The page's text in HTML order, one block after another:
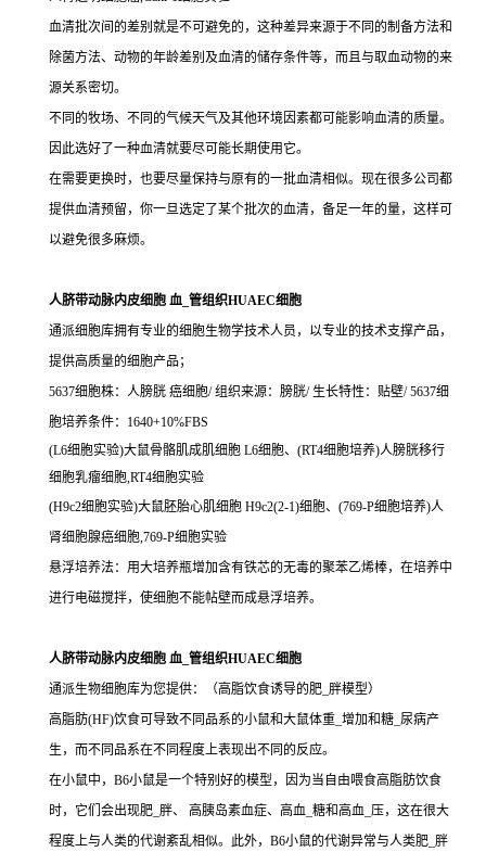
血清批次间的差别就是不可避免的，这种差异来源于不同的制备方法和
除菌方法、动物的年龄差别及血清的储存条件等，而且与取血动物的来
源关系密切。
不同的牧场、不同的气候天气及其他环境因素都可能影响血清的质量。
因此选好了一种血清就要尽可能长期使用它。
在需要更换时，也要尽量保持与原有的一批血清相似。现在很多公司都
提供血清预留，你一旦选定了某个批次的血清，备足一年的量，这样可
以避免很多麻烦。
人脐带动脉内皮细胞 血_管组织HUAEC细胞
通派细胞库拥有专业的细胞生物学技术人员，以专业的技术支撑产品，
提供高质量的细胞产品；
5637细胞株：人膀胱 癌细胞/ 组织来源：膀胱/ 生长特性：贴壁/ 5637细
胞培养条件：1640+10%FBS
(L6细胞实验)大鼠骨骼肌成肌细胞 L6细胞、(RT4细胞培养)人膀胱移行
细胞乳瘤细胞,RT4细胞实验
(H9c2细胞实验)大鼠胚胎心肌细胞 H9c2(2-1)细胞、(769-P细胞培养)人
肾细胞腺癌细胞,769-P细胞实验
悬浮培养法：用大培养瓶增加含有铁芯的无毒的聚苯乙烯棒，在培养中
进行电磁搅拌，使细胞不能帖壁而成悬浮培养。
人脐带动脉内皮细胞 血_管组织HUAEC细胞
通派生物细胞库为您提供：（高脂饮食诱导的肥_胖模型）
高脂肪(HF)饮食可导致不同品系的小鼠和大鼠体重_增加和糖_尿病产
生，而不同品系在不同程度上表现出不同的反应。
在小鼠中，B6小鼠是一个特别好的模型，因为当自由喂食高脂肪饮食
时，它们会出现肥_胖、 高胰岛素血症、高血_糖和高血_压，这在很大
程度上与人类的代谢紊乱相似。此外，B6小鼠的代谢异常与人类肥_胖